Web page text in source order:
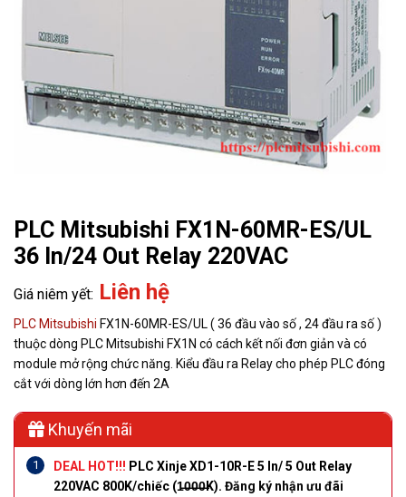
PLC Mitsubishi FX1N-60MR-ES/UL
36 In/24 Out Relay 220VAC
Liên hệ
PLC Mitsubishi FX1N-60MR-ES/UL ( 36 đầu vào số , 24 đầu ra số )
thuộc dòng PLC Mitsubishi FX1N có cách kết nối đơn giản và có
module mở rộng chức năng. Kiểu đầu ra Relay cho phép PLC đóng
cắt với dòng lớn hơn đến 2A
Khuyến mãi
DEAL HOT!!! PLC Xinje XD1-10R-E 5 In/ 5 Out Relay
220VAC 800K/chiếc (1̶0̶0̶0̶K). Đăng ký nhận ưu đãi